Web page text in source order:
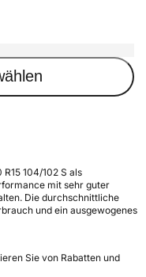
104/102 S als
mit sehr guter
Die durchschnittliche
und ein ausgewogenes
Sie von Rabatten und